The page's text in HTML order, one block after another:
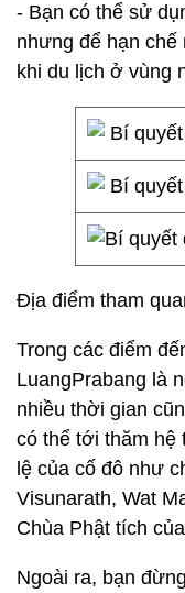
- Bạn có thể sử
nhưng để hạn chế
khi du lịch ở vùng
Địa điểm tham
Trong các điểm
LuangPrabang là
nhiều thời gian
có thể tới thăm hệ
lệ của cố đô như
Visunarath, Wat
Chùa Phật tích
Ngoài ra, bạn